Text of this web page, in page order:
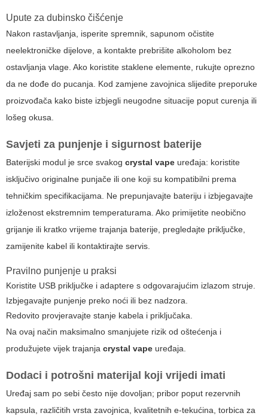
Upute za dubinsko čišćenje
Nakon rastavljanja, isperite spremnik, sapunom očistite
neelektroničke dijelove, a kontakte prebrišite alkoholom bez
ostavljanja vlage. Ako koristite staklene elemente, rukujte oprezno
da ne dođe do pucanja. Kod zamjene zavojnica slijedite preporuke
proizvođača kako biste izbjegli neugodne situacije poput curenja ili
lošeg okusa.
Savjeti za punjenje i sigurnost baterije
Baterijski modul je srce svakog crystal vape uređaja: koristite
isključivo originalne punjače ili one koji su kompatibilni prema
tehničkim specifikacijama. Ne prepunjavajte bateriju i izbjegavajte
izloženost ekstremnim temperaturama. Ako primijetite neobično
grijanje ili kratko vrijeme trajanja baterije, pregledajte priključke,
zamijenite kabel ili kontaktirajte servis.
Pravilno punjenje u praksi
Koristite USB priključke i adaptere s odgovarajućim izlazom struje.
Izbjegavajte punjenje preko noći ili bez nadzora.
Redovito provjeravajte stanje kabela i priključaka.
Na ovaj način maksimalno smanjujete rizik od oštećenja i
produžujete vijek trajanja crystal vape uređaja.
Dodaci i potrošni materijal koji vrijedi imati
Uređaj sam po sebi često nije dovoljan; pribor poput rezervnih
kapsula, različitih vrsta zavojnica, kvalitetnih e-tekućina, torbica za